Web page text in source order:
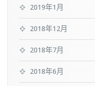
2019年1月
2018年12月
2018年7月
2018年6月